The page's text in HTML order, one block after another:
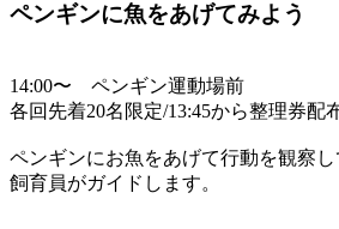
ペンギンに魚をあげてみよう
14:00〜 ペンギン運動場前
各回先着20名限定/13:45から整理券配
ペンギンにお魚をあげて行動を観察し
飼育員がガイドします。